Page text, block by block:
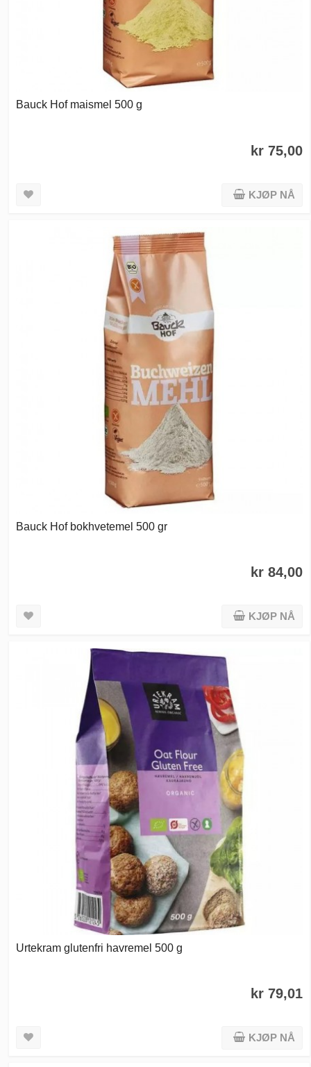
Bauck Hof maismel 500 g
kr 75,00
KJØP NÅ
Bauck Hof bokhvetemel 500 gr
kr 84,00
KJØP NÅ
Urtekram glutenfri havremel 500 g
kr 79,01
KJØP NÅ